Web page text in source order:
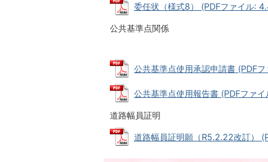
委任状（様式8） (PDFファイル:
公共基準点関係
公共基準点使用承認申請書 (PDF
公共基準点使用報告書 (PDFファ
道路幅員証明
道路幅員証明願（R5.2.22改訂）